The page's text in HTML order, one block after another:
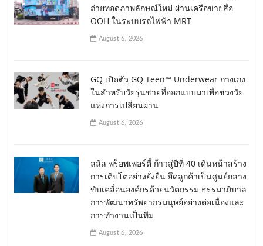
ถ่ายทอดภาพลักษณ์ใหม่ ผ่านเครือข่ายสื่อ
OOH ในระบบรถไฟฟ้า MRT
August 6, 2026
GQ เปิดตัว GQ Teen™ Underwear กางเกง
ในสำหรับวัยรุ่นชายที่ออกแบบมาเพื่อช่วงวัย
แห่งการเปลี่ยนผ่าน
August 6, 2026
ลลิล พร็อพเพอร์ตี้ ก้าวสู่ปีที่ 40 เดินหน้าสร้าง
การเติบโตอย่างยั่งยืน ยึดลูกค้าเป็นศูนย์กลาง
ขับเคลื่อนองค์กรด้วยนวัตกรรม ธรรมาภิบาล
การพัฒนาทรัพยากรมนุษย์อย่างต่อเนื่องและ
การทำงานเป็นทีม
August 6, 2026